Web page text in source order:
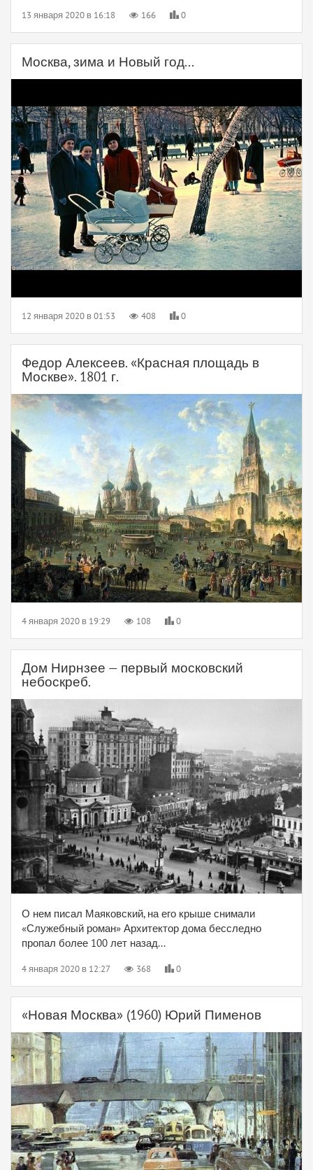
13 января 2020 в 16:18 166 0
Москва, зима и Новый год...
12 января 2020 в 01:53 408 0
Федор Алексеев. «Красная площадь в
Москве». 1801 г.
4 января 2020 в 19:29 108 0
Дом Нирнзее — первый московский
небоскреб.
О нем писал Маяковский, на его крыше снимали
«Служебный роман» Архитектор дома бесследно
пропал более 100 лет назад...
4 января 2020 в 12:27 368 0
«Новая Москва» (1960) Юрий Пименов